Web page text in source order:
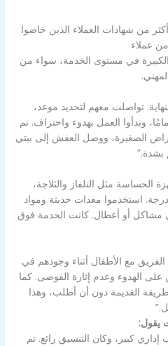
من شهادات العملاء الذين خاضوا
عملاء
في مستوى الخدمة، سواء من
تواصلت معهم لتحديد موعد،
وبدأوا العمل بهدوء واحتراف. تم
الصغيرة، ووصل العفش إلى بيتي
بشدة.”
مثل التلفاز والثلاجة،
استخدموا معدات حديثة ومواد
مشاكل أو أعطال. كانت الخدمة فوق
مع الأطفال أثناء وجودهم في
على الهدوء وعدم إثارة الفوضى. كما
القديمة دون أن أطلب، وهذا
يقول:
كبير، وكان التنسيق رائع. تم